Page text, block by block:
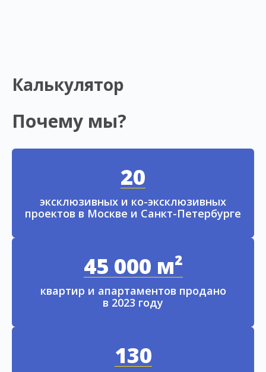
Калькулятор
Почему мы?
20
эксклюзивных и ко-эксклюзивных
проектов в Москве и Санкт-Петербурге
45 000 м²
квартир и апартаментов продано
в 2023 году
130